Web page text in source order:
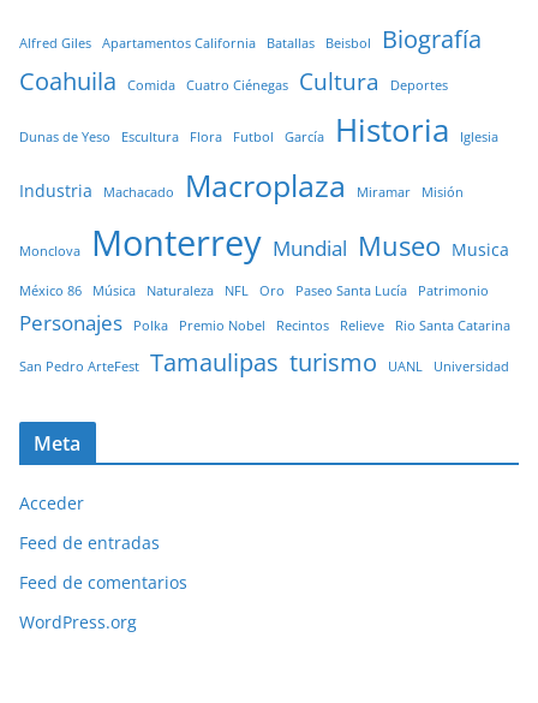
Alfred Giles Apartamentos California Batallas Beisbol
Biografía
Coahuila
Comida Cuatro Ciénegas Cultura Deportes
Dunas de Yeso Escultura Flora Futbol García Historia Iglesia
Industria Machacado Macroplaza Miramar Misión
Monclova Monterrey Mundial Museo Musica
México 86 Música Naturaleza NFL Oro Paseo Santa Lucía Patrimonio
Personajes Polka Premio Nobel Recintos Relieve Rio Santa Catarina
San Pedro ArteFest Tamaulipas turismo UANL Universidad
Meta
Acceder
Feed de entradas
Feed de comentarios
WordPress.org